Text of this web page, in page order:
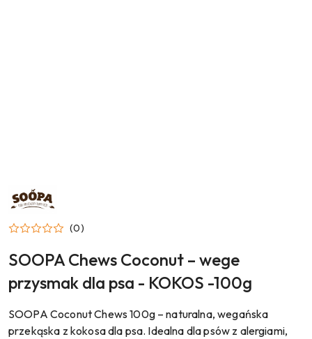
NAZWA
PRODUCENTA:
SOOPA
(0)
SOOPA Chews Coconut – wege
przysmak dla psa - KOKOS -100g
SOOPA Coconut Chews 100g – naturalna, wegańska
przekąska z kokosa dla psa. Idealna dla psów z alergiami,